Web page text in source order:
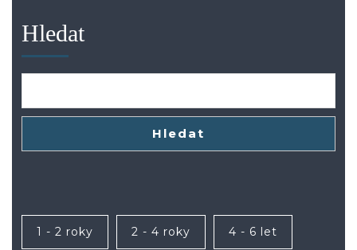
Hledat
Hledat
1 - 2 roky 2 - 4 roky 4 - 6 let